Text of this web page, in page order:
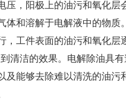
压，阳极上的油污和氧化层
体和溶解于电解液中的物质
，工件表面的油污和氧化层
清洁的效果。电解除油具
及能够去除难以清洗的油污